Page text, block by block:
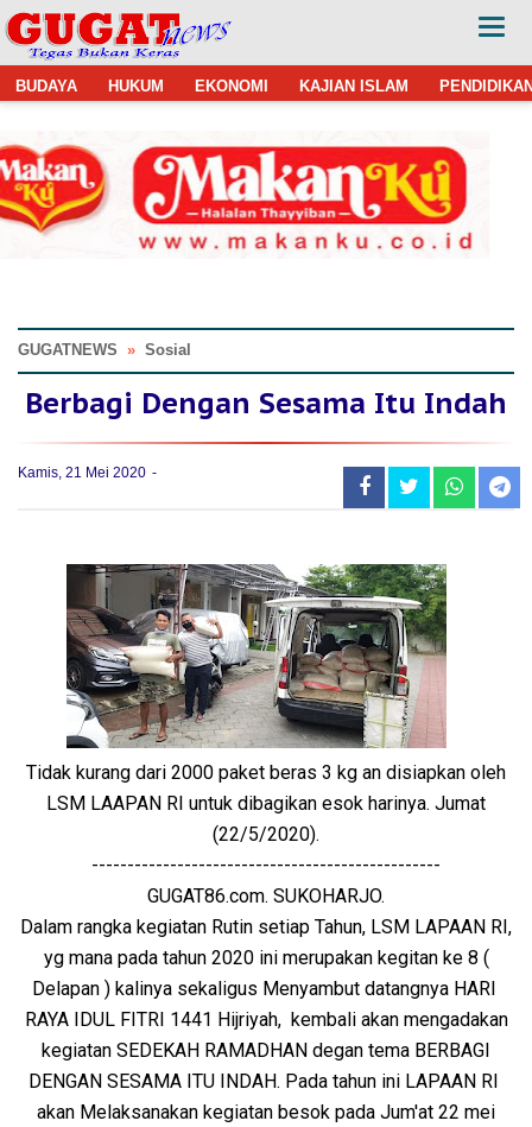
BUDAYA HUKUM EKONOMI KAJIAN ISLAM
GUGATNEWS » Sosial
Berbagi Dengan Sesama Itu Indah
Kamis, 21 Mei 2020
Tidak kurang dari 2000 paket beras 3 kg an disiapkan oleh
LSM LAAPAN RI untuk dibagikan esok harinya. Jumat
(22/5/2020).
-------------------------------------------------
GUGAT86.com. SUKOHARJO.
Dalam rangka kegiatan Rutin setiap Tahun, LSM LAPAAN RI,
yg mana pada tahun 2020 ini merupakan kegitan ke 8 (
Delapan ) kalinya sekaligus Menyambut datangnya HARI
RAYA IDUL FITRI 1441 Hijriyah, kembali akan mengadakan
kegiatan SEDEKAH RAMADHAN degan tema BERBAGI
DENGAN SESAMA ITU INDAH. Pada tahun ini LAPAAN RI
akan Melaksanakan kegiatan besok pada Jum'at 22 mei